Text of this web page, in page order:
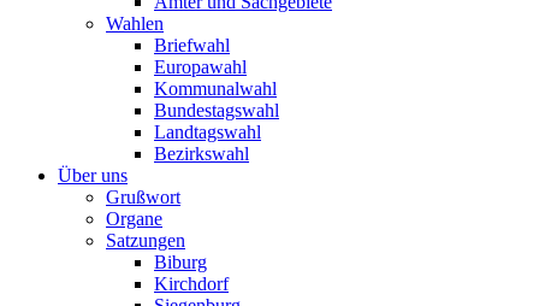
Wahlen
Briefwahl
Europawahl
Kommunalwahl
Bundestagswahl
Landtagswahl
Bezirkswahl
Über uns
Grußwort
Organe
Satzungen
Biburg
Kirchdorf